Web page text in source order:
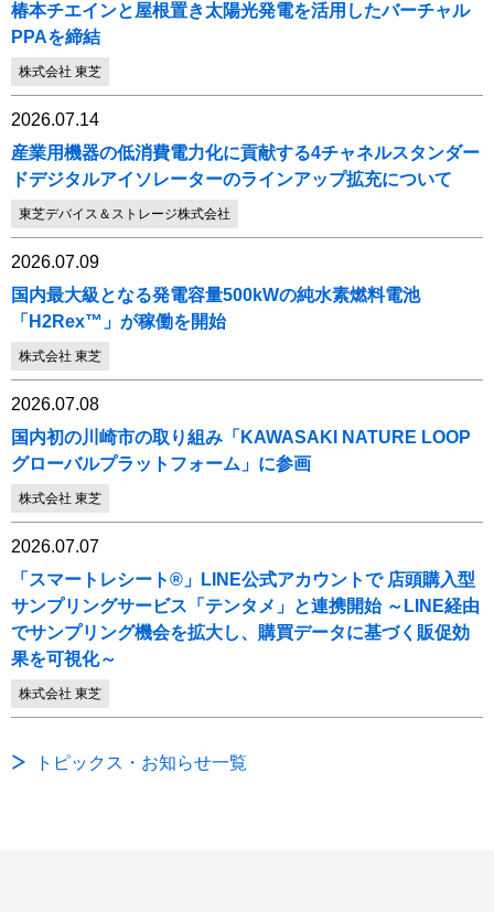
椿本チエインと屋根置き太陽光発電を活用したバーチャル
PPAを締結
株式会社 東芝
2026.07.14
産業用機器の低消費電力化に貢献する4チャネルスタンダー
ドデジタルアイソレーターのラインアップ拡充について
東芝デバイス＆ストレージ株式会社
2026.07.09
国内最大級となる発電容量500kWの純水素燃料電池
「H2Rex™」が稼働を開始
株式会社 東芝
2026.07.08
国内初の川崎市の取り組み「KAWASAKI NATURE LOOP
グローバルプラットフォーム」に参画
株式会社 東芝
2026.07.07
「スマートレシート®」LINE公式アカウントで 店頭購入型
サンプリングサービス「テンタメ」と連携開始 ～LINE経由
でサンプリング機会を拡大し、購買データに基づく販促効
果を可視化～
株式会社 東芝
トピックス・お知らせ一覧